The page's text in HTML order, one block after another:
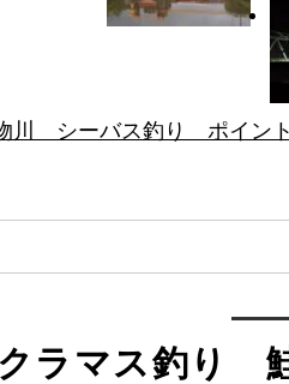
川 シーバス釣り ポイン
ラマス釣り